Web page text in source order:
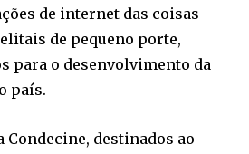
de internet das coisas
de pequeno porte,
para o desenvolvimento da
país.
Condecine, destinados ao